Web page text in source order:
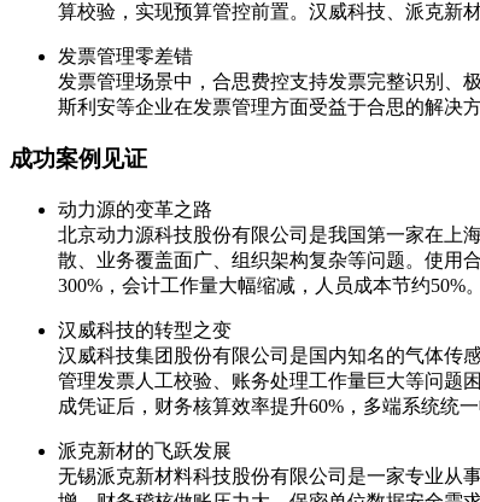
算校验，实现预算管控前置。汉威科技、派克新
发票管理零差错
发票管理场景中，合思费控支持发票完整识别、
斯利安等企业在发票管理方面受益于合思的解决方
成功案例见证
动力源的变革之路
北京动力源科技股份有限公司是我国第一家在上
散、业务覆盖面广、组织架构复杂等问题。使用
300%，会计工作量大幅缩减，人员成本节约50%。
汉威科技的转型之变
汉威科技集团股份有限公司是国内知名的气体传
管理发票人工校验、账务处理工作量巨大等问题
成凭证后，财务核算效率提升60%，多端系统统
派克新材的飞跃发展
无锡派克新材料科技股份有限公司是一家专业从